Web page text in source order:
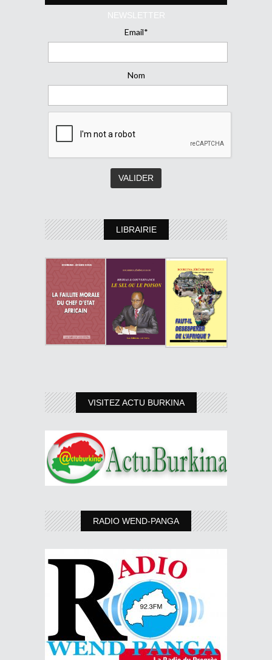
NEWSLETTER
Email*
Nom
LIBRAIRIE
VISITEZ ACTU BURKINA
RADIO WEND-PANGA